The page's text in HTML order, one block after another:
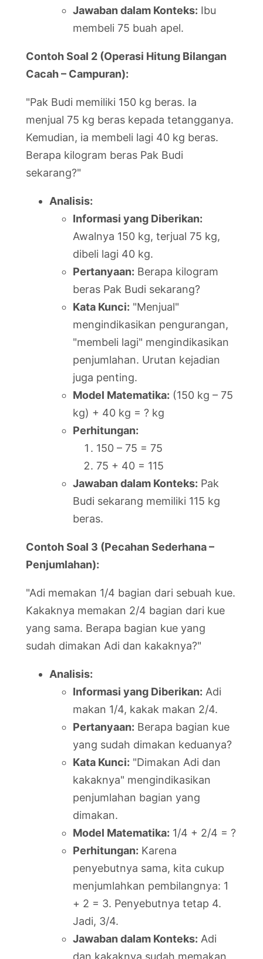
Jawaban dalam Konteks: Ibu
membeli 75 buah apel.
Contoh Soal 2 (Operasi Hitung Bilangan
Cacah – Campuran):
"Pak Budi memiliki 150 kg beras. Ia
menjual 75 kg beras kepada tetangganya.
Kemudian, ia membeli lagi 40 kg beras.
Berapa kilogram beras Pak Budi
sekarang?"
Analisis:
Informasi yang Diberikan:
Awalnya 150 kg, terjual 75 kg,
dibeli lagi 40 kg.
Pertanyaan: Berapa kilogram
beras Pak Budi sekarang?
Kata Kunci: "Menjual"
mengindikasikan pengurangan,
"membeli lagi" mengindikasikan
penjumlahan. Urutan kejadian
juga penting.
Model Matematika: (150 kg – 75
kg) + 40 kg = ? kg
Perhitungan:
150 – 75 = 75
75 + 40 = 115
Jawaban dalam Konteks: Pak
Budi sekarang memiliki 115 kg
beras.
Contoh Soal 3 (Pecahan Sederhana –
Penjumlahan):
"Adi memakan 1/4 bagian dari sebuah kue.
Kakaknya memakan 2/4 bagian dari kue
yang sama. Berapa bagian kue yang
sudah dimakan Adi dan kakaknya?"
Analisis:
Informasi yang Diberikan: Adi
makan 1/4, kakak makan 2/4.
Pertanyaan: Berapa bagian kue
yang sudah dimakan keduanya?
Kata Kunci: "Dimakan Adi dan
kakaknya" mengindikasikan
penjumlahan bagian yang
dimakan.
Model Matematika: 1/4 + 2/4 = ?
Perhitungan: Karena
penyebutnya sama, kita cukup
menjumlahkan pembilangnya: 1
+ 2 = 3. Penyebutnya tetap 4.
Jadi, 3/4.
Jawaban dalam Konteks: Adi
dan kakaknya sudah memakan